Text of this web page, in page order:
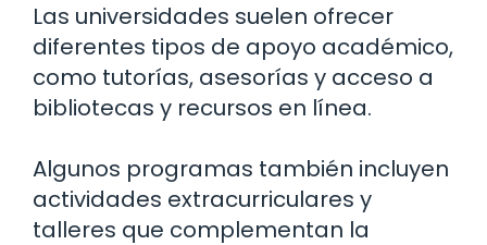
Las universidades suelen ofrecer
diferentes tipos de apoyo académico,
como tutorías, asesorías y acceso a
bibliotecas y recursos en línea.
Algunos programas también incluyen
actividades extracurriculares y
talleres que complementan la